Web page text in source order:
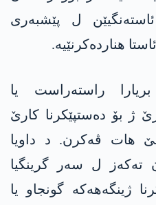
ل پێشبەری
ھناردەکرنێیە.
راستەراست یا
ژ بۆ دەستپێکرنا کارێ
ھات ڤەکرن. د داویا
تەکەز ل سەر گرینگیا
ژینگەھەکە گونجاو یا